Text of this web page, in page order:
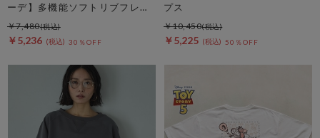
ーデ】多機能ソフトリブフレン
チスリーブトップス
￥5,236 30％OFF
￥7,480
プス
￥5,225 50％OFF
￥10,450